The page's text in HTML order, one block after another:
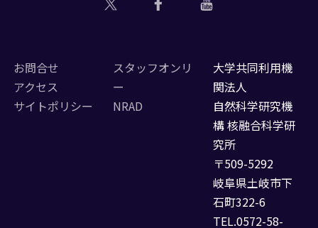
お問合せ
アクセス
サイトポリシー
スタッフオンリ
ー
NRAD
大学共同利用機
関法人
自然科学研究機
構 核融合科学研
究所
〒509-5292
岐阜県土岐市下
石町322-6
TEL.0572-58-